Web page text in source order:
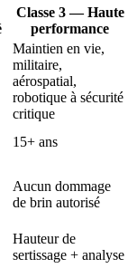
Classe 3 — Haute
performance
Maintien en vie,
militaire,
aérospatial,
robotique à sécurité
critique
15+ ans
Aucun dommage
de brin autorisé
Hauteur de
sertissage + analyse